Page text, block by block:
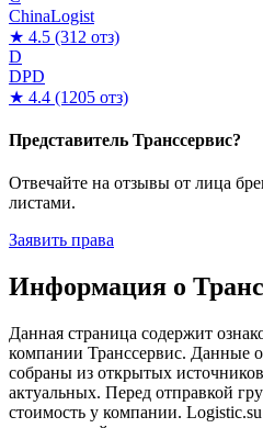
ChinaLogist
★ 4.5 (312 отз)
D
DPD
★ 4.4 (1205 отз)
Представитель Транссервис?
Отвечайте на отзывы от лица
листами.
Заявить права
Информация о
Данная страница содержит
компании Транссервис. Данные
собраны из открытых
актуальных. Перед отправкой
стоимость у компании.